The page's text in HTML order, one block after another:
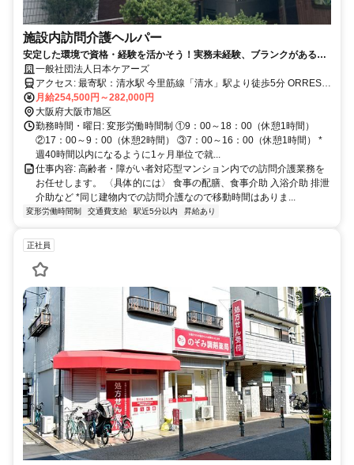
施設内訪問介護ヘルパー
安定した環境で資格・経験を活かそう！実務未経験、ブランクがある方
も大歓迎！24時間看護師が常駐しているので安心です♪
一般社団法人日本ケアーズ
アクセス: 最寄駅：清水駅 今里筋線「清水」駅より徒歩5分 ORRES・
HOUSE SHIMIZUでの勤務です。
月給254,500円～282,000円
大阪府大阪市旭区
勤務時間・曜日: 変形労働時間制 ①9：00～18：00（休憩1時間）
②17：00～9：00（休憩2時間） ③7：00～16：00（休憩1時間） *
週40時間以内になるように1ヶ月単位で就...
仕事内容: 高齢者・障がい者対応型マンション内での訪問介護業務を
お任せします。 〈具体的には〉 食事の配膳、食事介助 入浴介助 排泄
介助など *同じ建物内での訪問介護なので移動時間はありま...
変形労働時間制 交通費支給 駅近5分以内 昇給あり
正社員